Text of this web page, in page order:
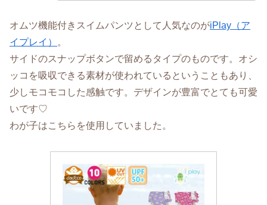
オムツ機能付きスイムパンツとして人気なのがiPlay（ア
イプレイ）
。
サイドのスナップボタンで留めるタイプのものです。オシ
ッコを吸収できる素材が使われているということもあり、
少しモコモコした感触です。デザインが豊富でとても可愛
いです♡
わが子はこちらを使用していました。